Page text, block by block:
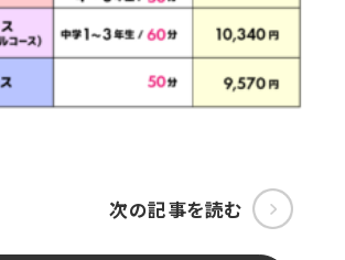
次の記事を読む